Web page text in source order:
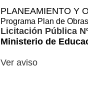
PLANEAMIENTO Y
Programa Plan de Obras
Licitación Pública
Ministerio de
Ver aviso